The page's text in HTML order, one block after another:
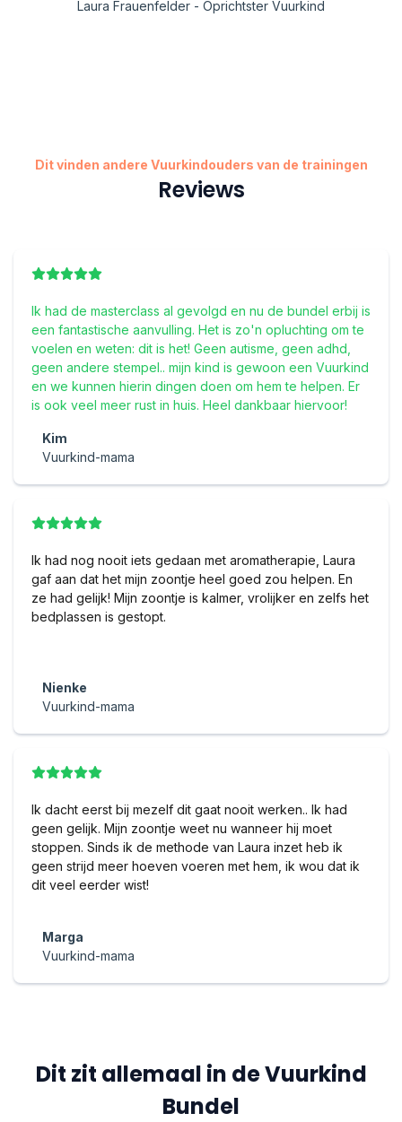
Laura Frauenfelder - Oprichtster Vuurkind
Dit vinden andere Vuurkindouders van de trainingen​
Reviews
Ik had de masterclass al gevolgd en nu de bundel erbij is
een fantastische aanvulling. Het is zo'n opluchting om te
voelen en weten: dit is het! Geen autisme, geen adhd,
geen andere stempel.. mijn kind is gewoon een Vuurkind
en we kunnen hierin dingen doen om hem te helpen. Er
is ook veel meer rust in huis. Heel dankbaar hiervoor!
Kim
Vuurkind-mama
Ik had nog nooit iets gedaan met aromatherapie, Laura
gaf aan dat het mijn zoontje heel goed zou helpen. En
ze had gelijk! Mijn zoontje is kalmer, vrolijker en zelfs het
bedplassen is gestopt.
Nienke
Vuurkind-mama
Ik dacht eerst bij mezelf dit gaat nooit werken.. Ik had
geen gelijk. Mijn zoontje weet nu wanneer hij moet
stoppen. Sinds ik de methode van Laura inzet heb ik
geen strijd meer hoeven voeren met hem, ik wou dat ik
dit veel eerder wist!
Marga
Vuurkind-mama
Dit zit allemaal in de Vuurkind
Bundel